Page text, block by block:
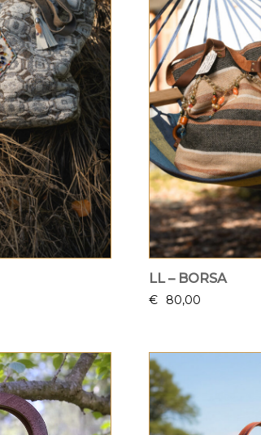
LL – BORSA
€ 80,00